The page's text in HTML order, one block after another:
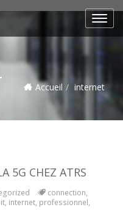
Accueil internet
5G CHEZ ATRS
connection,
, internet, professionnel,